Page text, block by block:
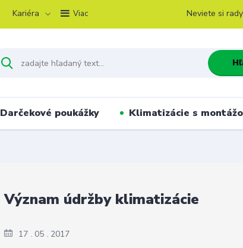
Kariéra Viac Neviete si
Darčekové poukážky Klimatizácie s
17 05 2017
Význam údržby klimatizácie